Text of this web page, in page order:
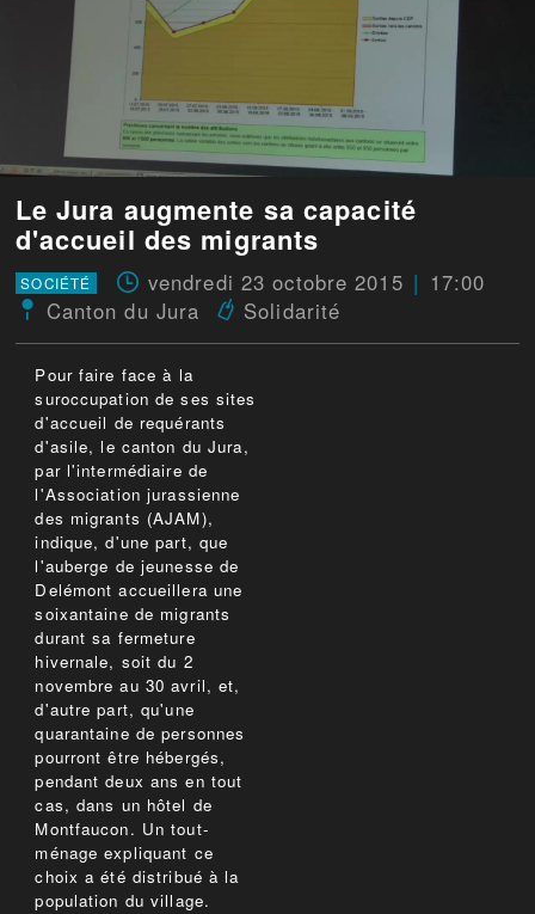
Le Jura augmente sa capacité
d'accueil des migrants
SOCIÉTÉ vendredi 23 octobre 2015
17:00
Canton du Jura
Solidarité
Pour faire face à la
suroccupation de ses sites
d'accueil de requérants
d'asile, le canton du Jura,
par l'intermédiaire de
l'Association jurassienne
des migrants (AJAM),
indique, d'une part, que
l'auberge de jeunesse de
Delémont accueillera une
soixantaine de migrants
durant sa fermeture
hivernale, soit du 2
novembre au 30 avril, et,
d'autre part, qu'une
quarantaine de personnes
pourront être hébergés,
pendant deux ans en tout
cas, dans un hôtel de
Montfaucon. Un tout-
ménage expliquant ce
choix a été distribué à la
population du village.